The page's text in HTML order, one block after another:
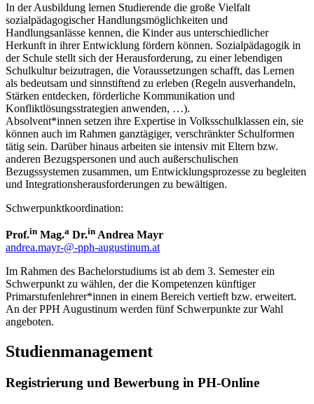
In der Ausbildung lernen Studierende die große Vielfalt
sozialpädagogischer Handlungsmöglichkeiten und
Handlungsanlässe kennen, die Kinder aus unterschiedlicher
Herkunft in ihrer Entwicklung fördern können. Sozialpädagogik in
der Schule stellt sich der Herausforderung, zu einer lebendigen
Schulkultur beizutragen, die Voraussetzungen schafft, das Lernen
als bedeutsam und sinnstiftend zu erleben (Regeln ausverhandeln,
Stärken entdecken, förderliche Kommunikation und
Konfliktlösungsstrategien anwenden, …).
Absolvent*innen setzen ihre Expertise in Volksschulklassen ein, sie
können auch im Rahmen ganztägiger, verschränkter Schulformen
tätig sein. Darüber hinaus arbeiten sie intensiv mit Eltern bzw.
anderen Bezugspersonen und auch außerschulischen
Bezugssystemen zusammen, um Entwicklungsprozesse zu begleiten
und Integrationsherausforderungen zu bewältigen.
Schwerpunktkoordination:
Prof.in Mag.a Dr.in Andrea Mayr
andrea.mayr-@-pph-augustinum.at
Im Rahmen des Bachelorstudiums ist ab dem 3. Semester ein
Schwerpunkt zu wählen, der die Kompetenzen künftiger
Primarstufenlehrer*innen in einem Bereich vertieft bzw. erweitert.
An der PPH Augustinum werden fünf Schwerpunkte zur Wahl
angeboten.
Studienmanagement
Registrierung und Bewerbung in PH-Online